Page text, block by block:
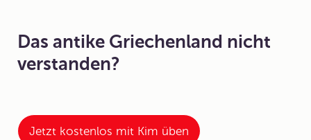
Das antike Griechenland nicht
verstanden?
Jetzt kostenlos mit Kim üben